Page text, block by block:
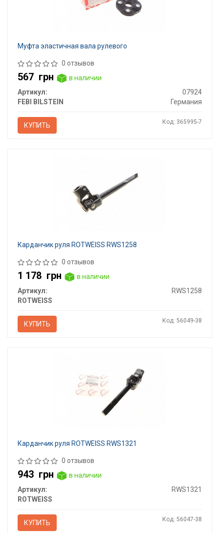
Муфта эластичная вала рулевого
0 отзывов
567 грн
в наличии
Артикул:
07924
FEBI BILSTEIN
Германия
КУПИТЬ Код: 365995-7
Карданчик руля ROTWEISS RWS1258
0 отзывов
1 178 грн
в наличии
Артикул:
RWS1258
ROTWEISS
КУПИТЬ Код: 56049-38
Карданчик руля ROTWEISS RWS1321
0 отзывов
943 грн
в наличии
Артикул:
RWS1321
ROTWEISS
КУПИТЬ Код: 56047-38